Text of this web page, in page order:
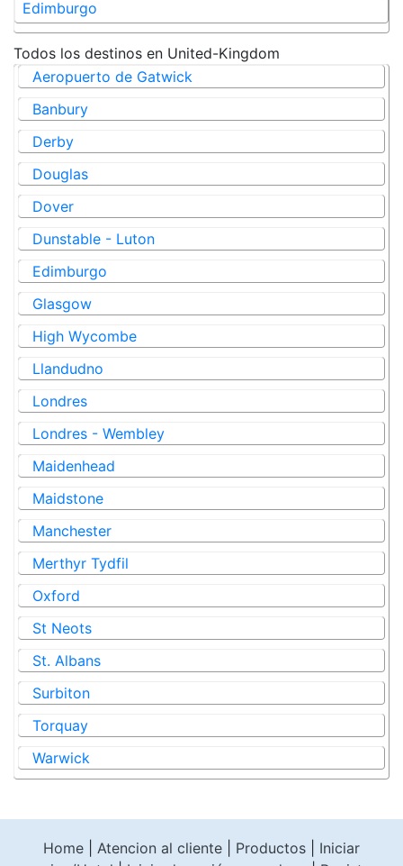
Edimburgo
Todos los destinos en United-Kingdom
Aeropuerto de Gatwick
Banbury
Derby
Douglas
Dover
Dunstable - Luton
Edimburgo
Glasgow
High Wycombe
Llandudno
Londres
Londres - Wembley
Maidenhead
Maidstone
Manchester
Merthyr Tydfil
Oxford
St Neots
St. Albans
Surbiton
Torquay
Warwick
Home Atencion al cliente Productos
Iniciar